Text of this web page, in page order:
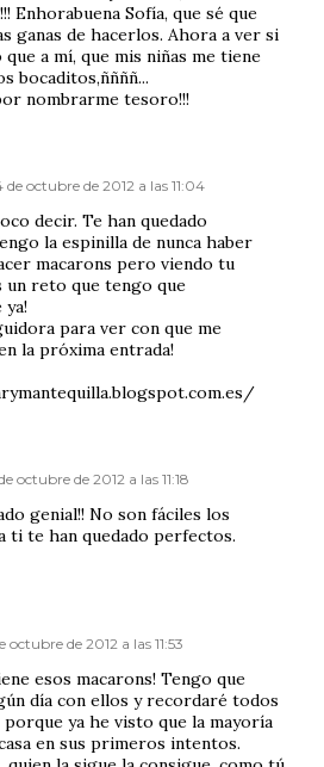
Enhorabuena Sofía, que sé que
ganas de hacerlos. Ahora a ver si
a mí, que mis niñas me tiene
bocaditos,ññññ...
nombrarme tesoro!!!
de octubre de 2012 a las 11:04
decir. Te han quedado
la espinilla de nunca haber
macarons pero viendo tu
un reto que tengo que
para ver con que me
la próxima entrada!
octubre de 2012 a las 11:18
genial!! No son fáciles los
ti te han quedado perfectos.
octubre de 2012 a las 11:53
esos macarons! Tengo que
día con ellos y recordaré todos
ya he visto que la mayoría
en sus primeros intentos.